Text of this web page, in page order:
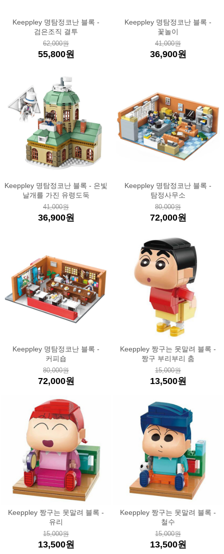
Keeppley 명탐정코난 블록 -
검은조직 결투
62,000원
55,800원
Keeppley 명탐정코난 블록 -
꽃놀이
41,000원
36,900원
Keeppley 명탐정코난 블록 - 은빛
날개를 가진 유령도둑
41,000원
36,900원
Keeppley 명탐정코난 블록 -
탐정사무소
80,000원
72,000원
Keeppley 명탐정코난 블록 -
커피숍
80,000원
72,000원
Keeppley 짱구는 못말려 블록 -
짱구 부리부리 춤
15,000원
13,500원
Keeppley 짱구는 못말려 블록 -
유리
15,000원
13,500원
Keeppley 짱구는 못말려 블록 -
철수
15,000원
13,500원